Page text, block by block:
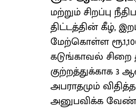
மற்றும் சிறப்பு
திட்டத்தின் கீழ்,
மேற்கொள்ள
கடுங்காவல்
குற்றத்துக்காக
அபராதமும்
அனுபவிக்க